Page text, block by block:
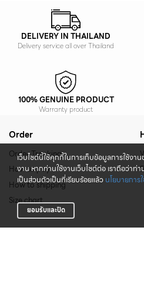
เว็บไซต์นี้ใช้คุกกี้ในการเก็บข้อมูลการใช้ง
งาน หากท่านใช้งานเว็บไซต์ต่อ เราถือว่า
เป็นส่วนตัวเป็นที่เรียบร้อยแล้ว นโยบายการ
ยอมรับและปิด
DELIVERY IN THAILAND
Delivery service all over Thailand
100% GENUINE PRODUCT
Warranty product
Order
Order Tracking
How to pay
How to shipping
Size chart
Conditions